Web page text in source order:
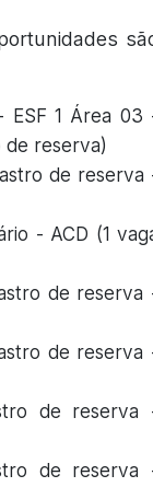
ESF 1 Área 03
de reserva)
de reserva
- ACD (1
de reserva
de reserva
de reserva
de reserva